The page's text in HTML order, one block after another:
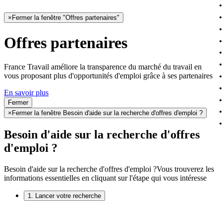
× Fermer la fenêtre "Offres partenaires"
Offres partenaires
France Travail améliore la transparence du marché du travail en
vous proposant plus d'opportunités d'emploi grâce à ses partenaires
En savoir plus
Fermer
× Fermer la fenêtre Besoin d'aide sur la recherche d'offres d'emploi ?
Besoin d'aide sur la recherche d'offres
d'emploi ?
Besoin d'aide sur la recherche d'offres d'emploi ?Vous trouverez les
informations essentielles en cliquant sur l'étape qui vous intéresse
1. Lancer votre recherche